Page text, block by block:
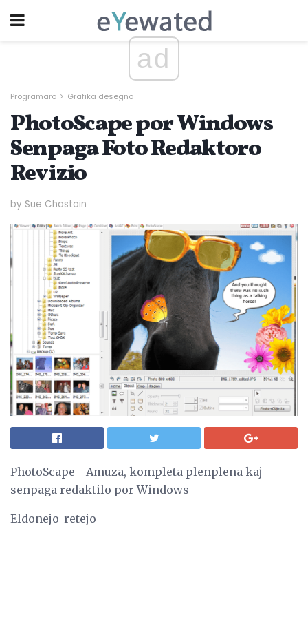
ad
Programaro Grafika desegno
PhotoScape por Windows
Senpaga Foto Redaktoro
Revizio
by Sue Chastain
PhotoScape - Amuza, kompleta plenplena kaj
senpaga redaktilo por Windows
Eldonejo-retejo